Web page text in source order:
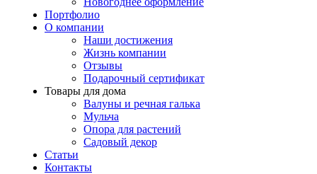
Портфолио
О компании
Наши достижения
Жизнь компании
Отзывы
Подарочный сертификат
Товары для дома
Валуны и речная галька
Мульча
Опора для растений
Садовый декор
Статьи
Контакты